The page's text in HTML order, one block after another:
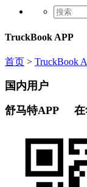
TruckBook APP
首页 > TruckBook
国内用户
舒马特APP 在